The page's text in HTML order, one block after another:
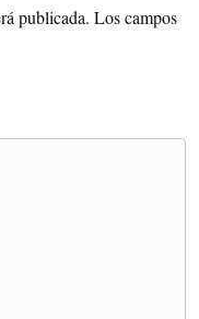
publicada. Los campos